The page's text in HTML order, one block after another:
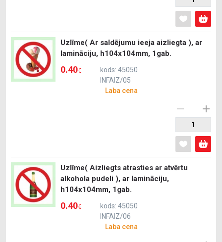
Uzlīme( Ar saldējumu ieeja aizliegta ), ar
lamināciju, h104x104mm, 1gab.
0.40€
kods: 45050
INFAIZ/05
Laba cena
Uzlīme( Aizliegts atrasties ar atvērtu
alkohola pudeli ), ar lamināciju,
h104x104mm, 1gab.
0.40€
kods: 45050
INFAIZ/06
Laba cena